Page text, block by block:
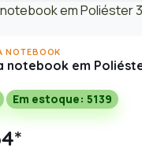
NOTEBOOK
notebook em
Em estoque: 5139